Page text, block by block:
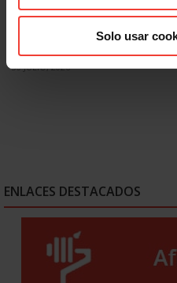
Solo usar
Salud laboral
Absentismo laboral: culpa al
fallos en PRL
30 JULIO, 2026
ENLACES DESTACADOS